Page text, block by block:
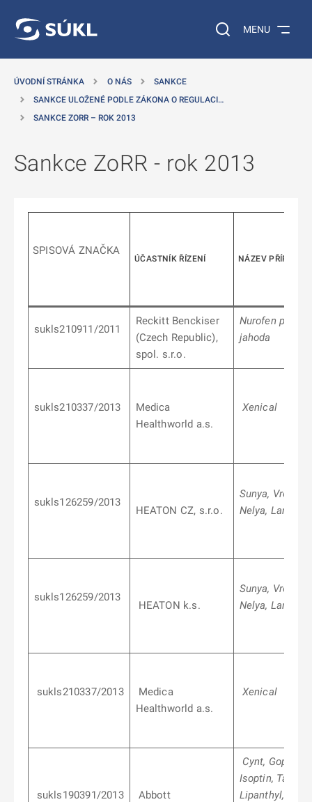
Vyhledávání na
MENU
ÚVODNÍ STRÁNKA O NÁS
SANKCE
SANKCE ULOŽENÉ PODLE ZÁKONA O REGULACI…
SANKCE ZORR – ROK 2013
Sankce ZoRR - rok 2013
SPISOVÁ ZNAČKA
ÚČASTNÍK ŘÍZENÍ NÁZEV
sukls210911/2011
Reckitt Benckiser
(Czech Republic),
spol. s.r.o.
Nurofen pro
jahoda
sukls210337/2013
Medica
Healthworld a.s.
Xenical
sukls126259/2013
HEATON CZ, s.r.o.
Sunya, Vreya,
Nelya, Lamya
sukls126259/2013
HEATON k.s.
Sunya, Vreya,
Nelya, Lamya
sukls210337/2013
Medica
Healthworld a.s.
Xenical
sukls190391/2013
Abbott
Cynt, Gopten,
Isoptin, Tarka,
Lipanthyl,